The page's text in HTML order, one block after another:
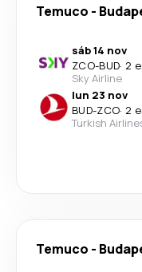
Temuco -
sáb 14 nov
ZCO-BUD· 2
Sky Airline
lun 23 nov
BUD-ZCO· 2
Turkish
Temuco -